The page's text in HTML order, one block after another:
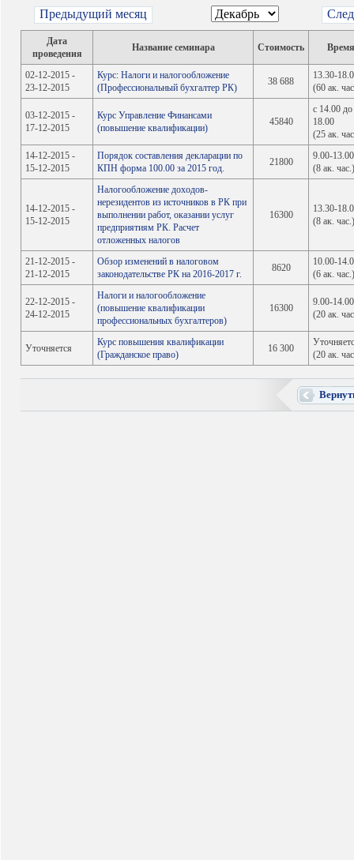
Предыдущий месяц
Дата
проведения
Название семинара Стоимость Время
02-12-2015 -
23-12-2015
Курс: Налоги и налогообложение
(Профессиональный бухгалтер РК)
38 688
13.30-
(60 ак.
03-12-2015 -
17-12-2015
Курс Управление Финансами
(повышение квалификации)
45840
с 14.00 до
18.00
(25 ак.
14-12-2015 -
15-12-2015
Порядок составления декларации по
КПН форма 100.00 за 2015 год.
21800
9.00-13.00
(8 ак.
14-12-2015 -
15-12-2015
Налогообложение доходов-
нерезидентов из источников в РК при
выполнении работ, оказании услуг
предприятиям РК. Расчет
отложенных налогов
16300
13.30-
(8 ак.
21-12-2015 -
21-12-2015
Обзор изменений в налоговом
законодательстве РК на 2016-2017 г.
8620
10.00-
(6 ак.
22-12-2015 -
24-12-2015
Налоги и налогообложение
(повышение квалификации
профессиональных бухгалтеров)
16300
9.00-14.00
(20 ак.
Уточняется
Курс повышения квалификации
(Гражданское право)
16 300
(20 ак.